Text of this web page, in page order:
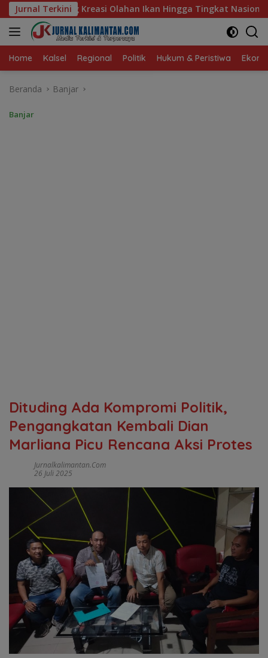
Langsung
ke
konten
Jurnal Terkini
Ikan Hingga Tingkat Nasional Pada Lomba Masak Serba Ikan
Home Kalsel Regional Politik Hukum & Peristiwa
Beranda Banjar
Banjar
Dituding Ada Kompromi Politik,
Pengangkatan Kembali Dian
Marliana Picu Rencana Aksi Protes
Jurnalkalimantan.com
26 Juli 2025